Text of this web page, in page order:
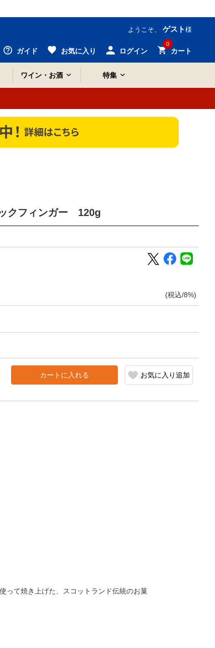
ようこそ、 ゲスト 様
ガイド お気に入り ログイン
0
カート
ワイン・お酒 特集
クフィンガー 120g
(税込/8%)
カートに入れる お気に入り追加
って焼き上げた、スコットランド伝統のお菓